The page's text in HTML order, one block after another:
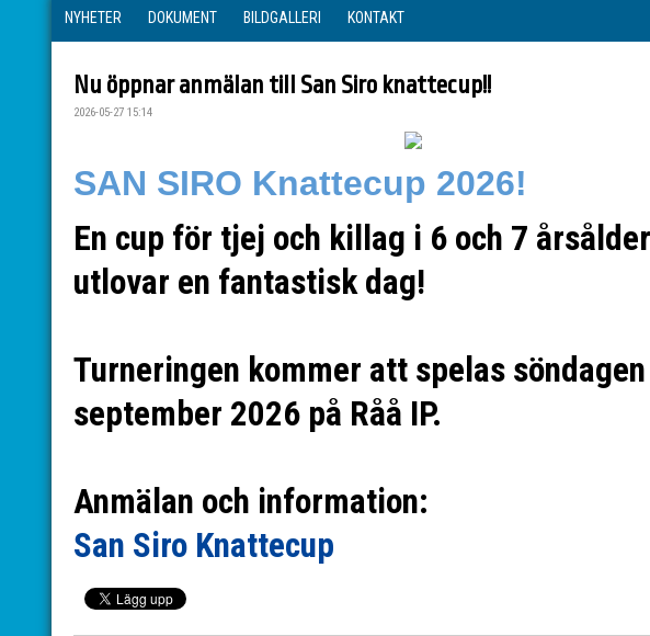
NYHETER DOKUMENT BILDGALLERI KONTAKT
Nu öppnar anmälan till San Siro knattecup!!
2026-05-27 15:14
SAN SIRO Knattecup 2026!
En cup för tjej och killag i 6 och 7
utlovar en fantastisk dag!
Turneringen kommer att spelas
september 2026 på Råå IP.
Anmälan och information:
San Siro Knattecup